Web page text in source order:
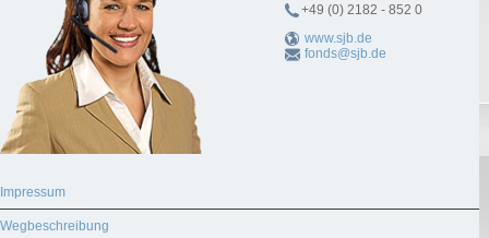
+49 (0) 2182 - 852 0
www.sjb.de
fonds@sjb.de
Impressum
Wegbeschreibung